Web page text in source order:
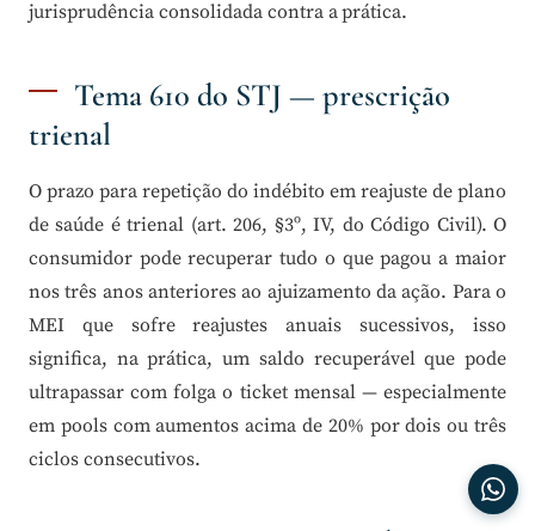
jurisprudência consolidada contra a prática.
Tema 610 do STJ — prescrição
trienal
O prazo para repetição do indébito em reajuste de plano
de saúde é trienal (art. 206, §3º, IV, do Código Civil). O
consumidor pode recuperar tudo o que pagou a maior
nos três anos anteriores ao ajuizamento da ação. Para o
MEI que sofre reajustes anuais sucessivos, isso
significa, na prática, um saldo recuperável que pode
ultrapassar com folga o ticket mensal — especialmente
em pools com aumentos acima de 20% por dois ou três
ciclos consecutivos.